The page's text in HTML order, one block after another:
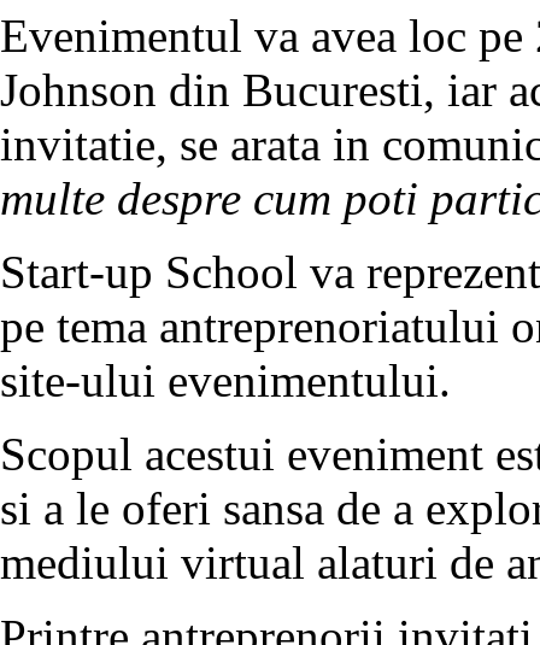
Evenimentul va avea loc
Johnson din Bucuresti, iar
invitatie, se arata in
multe despre cum poti
Start-up School va
pe tema antreprenoriatului
site-ului evenimentului.
Scopul acestui eveniment
si a le oferi sansa de a
mediului virtual alaturi de